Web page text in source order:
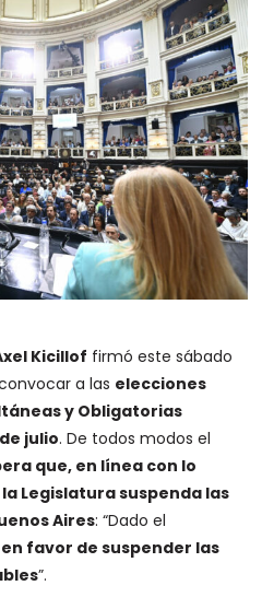
Kicillof firmó este sábado
a las elecciones
y Obligatorias
de julio. De todos modos el
que, en línea con lo
Legislatura suspenda las
Aires: “Dado el
favor de suspender las
”.